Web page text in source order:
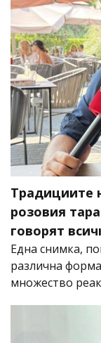
Традициите
розовия
говорят
Една снимка,
различна
множество